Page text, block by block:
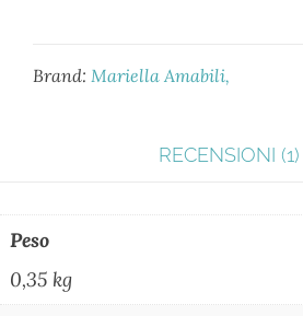
Brand: Mariella Amabili
RECENSIONI (1)
Peso
0,35 kg